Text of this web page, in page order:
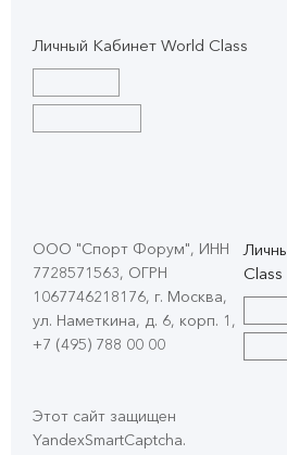
Личный Кабинет World Class
ООО "Спорт Форум", ИНН
7728571563, ОГРН
1067746218176, г. Москва,
ул. Наметкина, д. 6, корп. 1 ,
+7 (495) 788 00 00
Этот сайт защищен
YandexSmartCaptcha.
Class